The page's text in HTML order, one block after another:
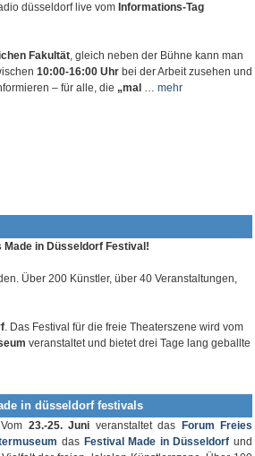
düsseldorf live vom Informations-Tag
Fakultät, gleich neben der Bühne kann man
10:00-16:00 Uhr bei der Arbeit zusehen und
– für alle, die „mal … mehr
in Düsseldorf Festival!
Über 200 Künstler, über 40 Veranstaltungen,
. Das Festival für die freie Theaterszene wird vom
veranstaltet und bietet drei Tage lang geballte
in düsseldorf festivals
23.-25. Juni veranstaltet das Forum Freies
das Festival Made in Düsseldorf und